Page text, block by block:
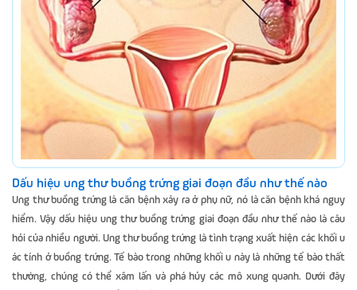
Dấu hiệu ung thư buồng trứng giai đoạn đầu như thế nào
Ung thư buồng trứng là căn bệnh xảy ra ở phụ nữ, nó là căn bệnh khá nguy
hiểm. Vậy dấu hiệu ung thư buồng trứng giai đoạn đầu như thế nào là câu
hỏi của nhiều người. Ung thư buồng trứng là tình trạng xuất hiện các khối u
ác tính ở buồng trứng. Tế bào trong những khối u này là những tế bào thất
thường, chúng có thể xâm lấn và phá hủy các mô xung quanh. Dưới đây